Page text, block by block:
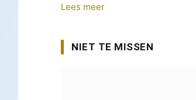
Lees meer
NIET TE MISSEN